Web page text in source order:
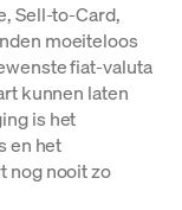
Sell-to-Card,
moeiteloos
fiat-valuta
kunnen laten
is het
en het
nog nooit zo